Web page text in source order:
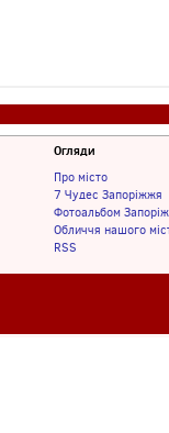
Огляди
Про місто
7 Чудес Запоріжжя
Фотоальбом
Обличчя нашого
RSS